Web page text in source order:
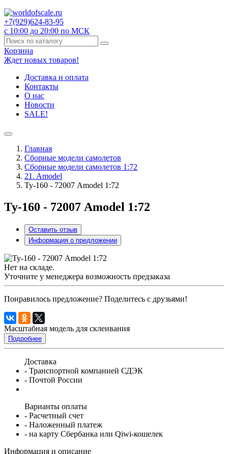
+7(929)624-83-95
с 10:00 до 20:00 по МСК
Корзина
Ждет новых товаров!
Доставка и оплата
Контакты
О нас
Новости
SALE!
Главная
Сборные модели самолетов
Сборные модели самолетов 1:72
21. Amodel
Ту-160 - 72007 Amodel 1:72
Ту-160 - 72007 Amodel 1:72
Оставить отзыв
Информация о предложении
Нет на складе.
Уточните у менеджера возможность предзаказа
Понравилось предложение? Поделитесь с друзьями!
Масштабная модель для склеивания
Подробнее
Доставка
- Транспортной компанией СДЭК
- Почтой России
Варианты оплаты
- Расчетный счет
- Наложенный платеж
- на карту Сбербанка или Qiwi-кошелек
Информация и описание